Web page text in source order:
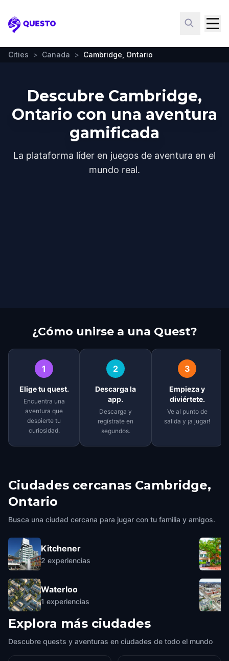
Questo
Cities > Canada > Cambridge, Ontario
Descubre Cambridge,
Ontario con una aventura
gamificada
La plataforma líder en juegos de aventura en el
mundo real.
¿Cómo unirse a una Quest?
1
Elige tu quest.
Encuentra una
aventura que
despierte tu
curiosidad.
2
Descarga la
app.
Descarga y
regístrate en
segundos.
3
Empieza y
diviértete.
Ve al punto de
salida y ¡a jugar!
Ciudades cercanas Cambridge,
Ontario
Busca una ciudad cercana para jugar con tu familia y amigos.
Kitchener
2 experiencias
Waterloo
1 experiencias
Explora más ciudades
Descubre quests y aventuras en ciudades de todo el mundo